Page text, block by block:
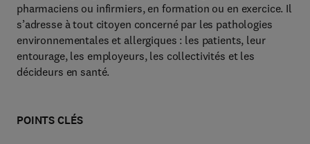
pharmaciens ou infirmiers, en formation ou en exercice. Il
s’adresse à tout citoyen concerné par les pathologies
environnementales et allergiques : les patients, leur
entourage, les employeurs, les collectivités et les
décideurs en santé.
POINTS CLÉS